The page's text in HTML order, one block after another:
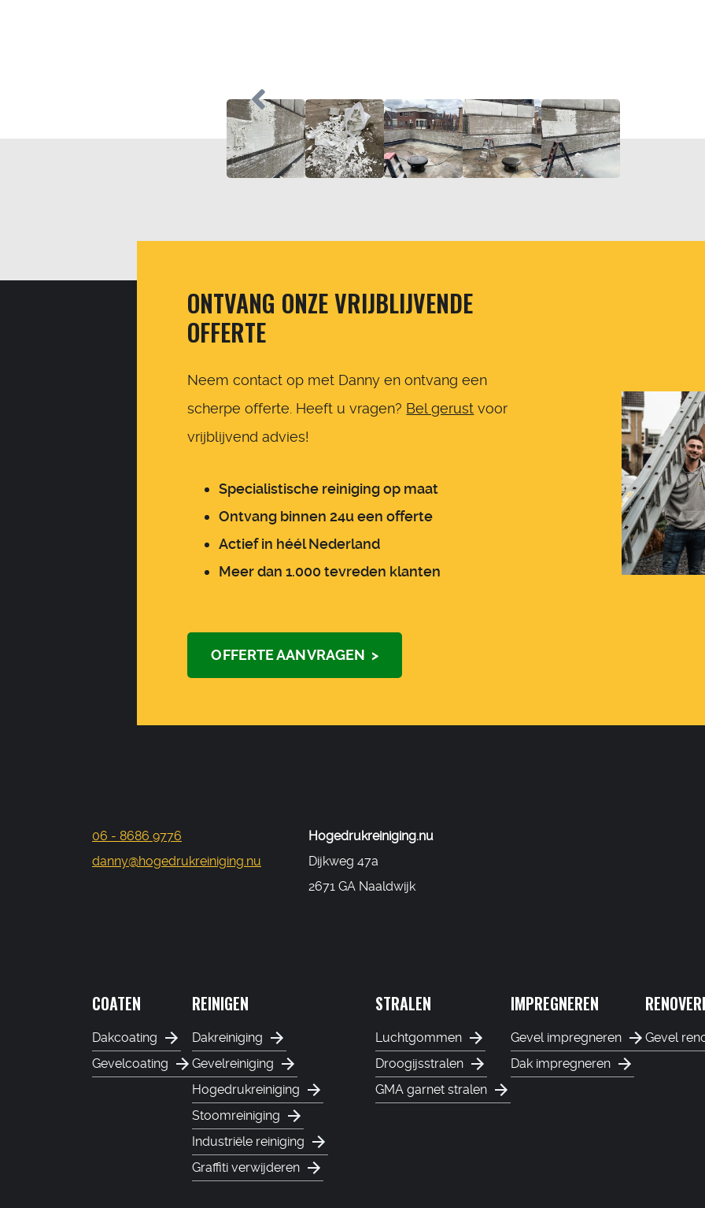
ONTVANG ONZE VRIJBLIJVENDE
OFFERTE
Neem contact op met Danny en ontvang een
scherpe offerte. Heeft u vragen? Bel gerust voor
vrijblijvend advies!
Specialistische reiniging op maat
Ontvang binnen 24u een offerte
Actief in héél Nederland
Meer dan 1.000 tevreden klanten
OFFERTE AANVRAGEN >
06 - 8686 9776
danny@hogedrukreiniging.nu
Hogedrukreiniging.nu
Dijkweg 47a
2671 GA Naaldwijk
COATEN
Dakcoating
Gevelcoating
REINIGEN
Dakreiniging
Gevelreiniging
Hogedrukreiniging
Stoomreiniging
Industriële reiniging
Graffiti verwijderen
STRALEN
Luchtgommen
Droogijsstralen
GMA garnet stralen
IMPREGNEREN
Gevel impregneren
Dak impregneren
Gevel